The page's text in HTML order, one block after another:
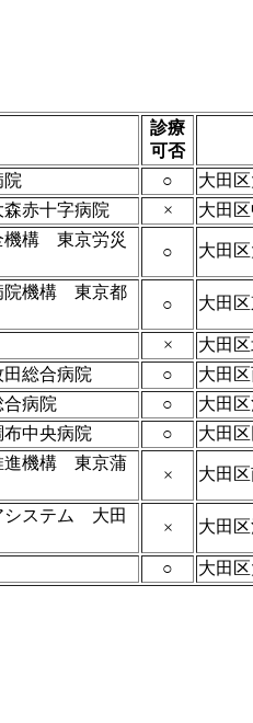
診療
可否
院
○
大田
赤十字病院
×
大田
機構 東京労災
○ 大田
院機構 東京都
○ 大田
×
大田
総合病院
○
大田
病院
○
大田
中央病院
○
大田
進機構 東京蒲
× 大田
システム 大田
× 大田
○ 大田